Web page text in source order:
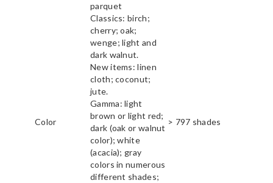
parquet
Color
Classics: birch;
cherry; oak;
wenge; light and
dark walnut.
New items: linen
cloth; coconut;
jute.
Gamma: light
brown or light red;
dark (oak or walnut
color); white
(acacia); gray
colors in numerous
different shades;
> 797 shades